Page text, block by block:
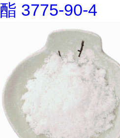
酯 3775-90-4